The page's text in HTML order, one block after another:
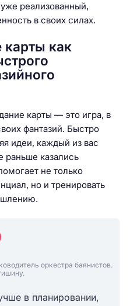
реализованный,
в своих силах.
как
карты — это игра, в
фантазий. Быстро
идеи, каждый из вас
раньше казались
не только
но и тренировать
оркестра баянистов.
в планировании,